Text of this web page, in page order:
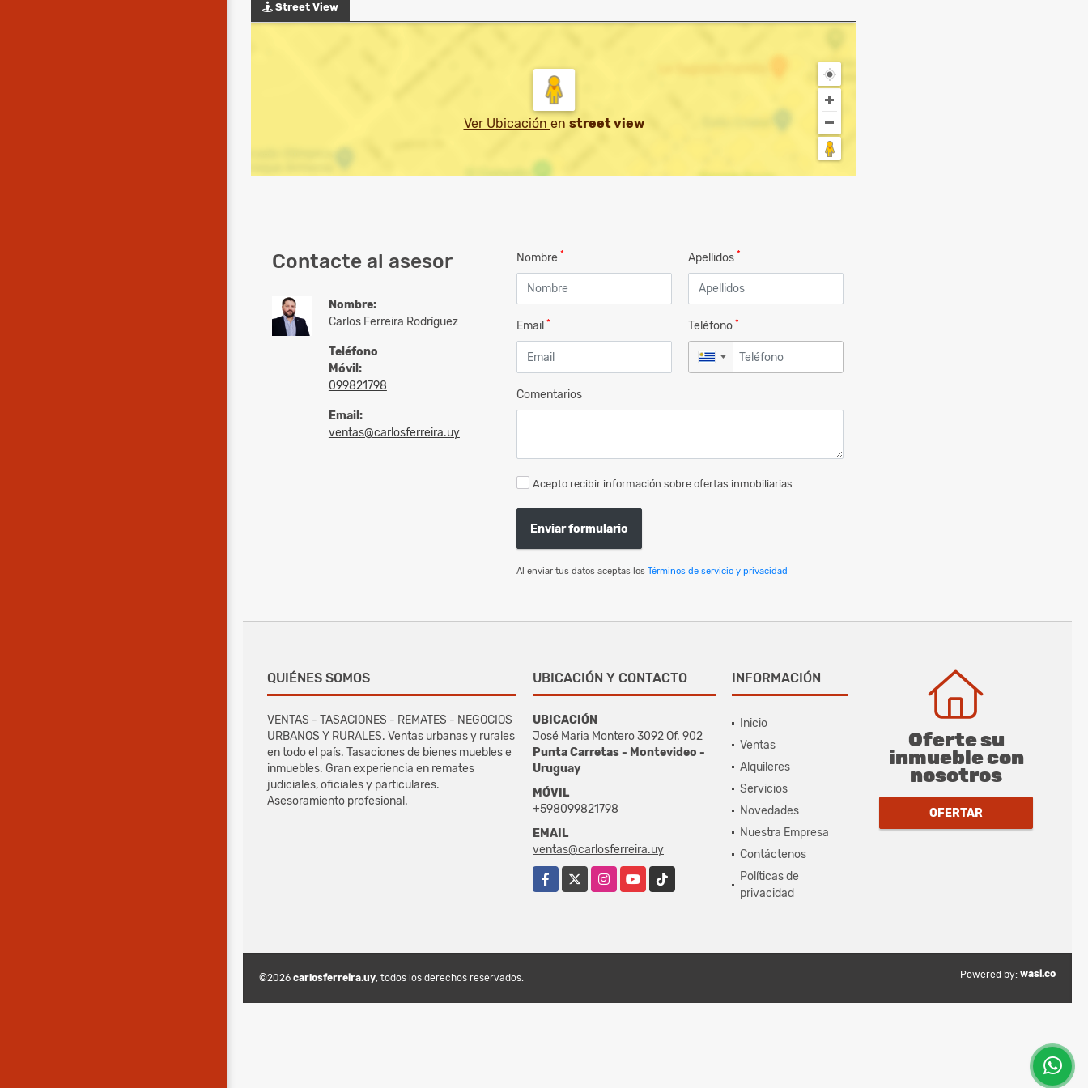
Street View
Ver Ubicación en street view
Contacte al asesor
Nombre:
Carlos Ferreira Rodríguez
Teléfono
Móvil:
099821798
Email:
ventas@carlosferreira.uy
Nombre * Apellidos *
Email * Teléfono *
▼
Comentarios
Acepto recibir información sobre ofertas inmobiliarias
Enviar formulario
Al enviar tus datos aceptas los Términos de servicio y privacidad
QUIÉNES SOMOS
VENTAS - TASACIONES - REMATES - NEGOCIOS
URBANOS Y RURALES. Ventas urbanas y rurales
en todo el país. Tasaciones de bienes muebles e
inmuebles. Gran experiencia en remates
judiciales, oficiales y particulares.
Asesoramiento profesional.
UBICACIÓN Y CONTACTO
UBICACIÓN
José Maria Montero 3092 Of. 902
Punta Carretas - Montevideo -
Uruguay
MÓVIL
+598099821798
EMAIL
ventas@carlosferreira.uy
Facebook
InstagramYouTubeTikTok
INFORMACIÓN
Inicio
Ventas
Alquileres
Servicios
Novedades
Nuestra Empresa
Contáctenos
Políticas de
privacidad
Oferte su
inmueble con
nosotros
OFERTAR
©2026 carlosferreira.uy, todos los derechos reservados. Powered by: wasi.co